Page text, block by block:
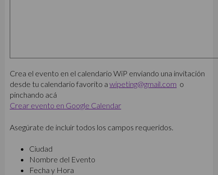
Crea el evento en el calendario WiP enviando una invitación
desde tu calendario favorito a wipeting@gmail.com o
pinchando acá
Crear evento en Google Calendar
Asegúrate de incluir todos los campos requeridos.
Ciudad
Nombre del Evento
Fecha y Hora